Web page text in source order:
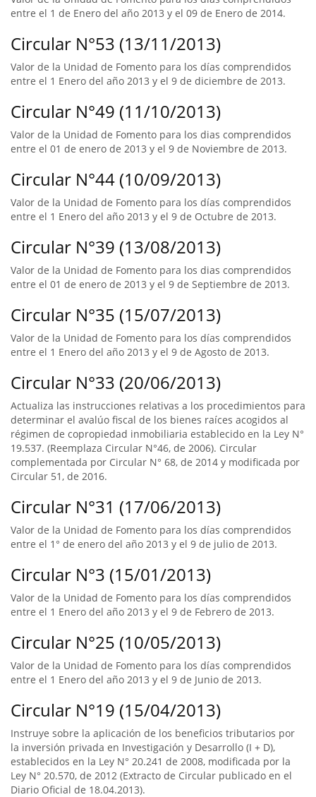
entre el 1 de Enero del año 2013 y el 09 de Enero de 2014.
Circular N°53 (13/11/2013)
Valor de la Unidad de Fomento para los días comprendidos
entre el 1 Enero del año 2013 y el 9 de diciembre de 2013.
Circular N°49 (11/10/2013)
Valor de la Unidad de Fomento para los dias comprendidos
entre el 01 de enero de 2013 y el 9 de Noviembre de 2013.
Circular N°44 (10/09/2013)
Valor de la Unidad de Fomento para los días comprendidos
entre el 1 Enero del año 2013 y el 9 de Octubre de 2013.
Circular N°39 (13/08/2013)
Valor de la Unidad de Fomento para los dias comprendidos
entre el 01 de enero de 2013 y el 9 de Septiembre de 2013.
Circular N°35 (15/07/2013)
Valor de la Unidad de Fomento para los días comprendidos
entre el 1 Enero del año 2013 y el 9 de Agosto de 2013.
Circular N°33 (20/06/2013)
Actualiza las instrucciones relativas a los procedimientos para
determinar el avalúo fiscal de los bienes raíces acogidos al
régimen de copropiedad inmobiliaria establecido en la Ley N°
19.537. (Reemplaza Circular N°46, de 2006). Circular
complementada por Circular N° 68, de 2014 y modificada por
Circular 51, de 2016.
Circular N°31 (17/06/2013)
Valor de la Unidad de Fomento para los días comprendidos
entre el 1° de enero del año 2013 y el 9 de julio de 2013.
Circular N°3 (15/01/2013)
Valor de la Unidad de Fomento para los días comprendidos
entre el 1 Enero del año 2013 y el 9 de Febrero de 2013.
Circular N°25 (10/05/2013)
Valor de la Unidad de Fomento para los días comprendidos
entre el 1 Enero del año 2013 y el 9 de Junio de 2013.
Circular N°19 (15/04/2013)
Instruye sobre la aplicación de los beneficios tributarios por
la inversión privada en Investigación y Desarrollo (I + D),
establecidos en la Ley N° 20.241 de 2008, modificada por la
Ley N° 20.570, de 2012 (Extracto de Circular publicado en el
Diario Oficial de 18.04.2013).